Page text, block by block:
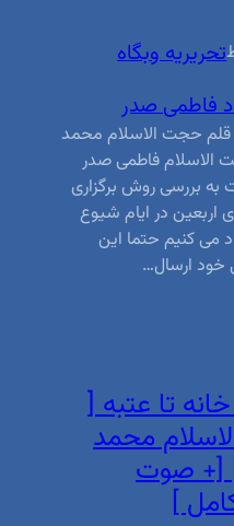
تحریریه وبگاه
فاطمی صدر
قلم حجت الاسلام محمد
الاسلام فاطمی صدر
بررسی روش برگزاری
اربعین در ایام شیوع
می کنیم حتما این
خود ارسال…
تا عتبه [
محمد
[+ صوت
]